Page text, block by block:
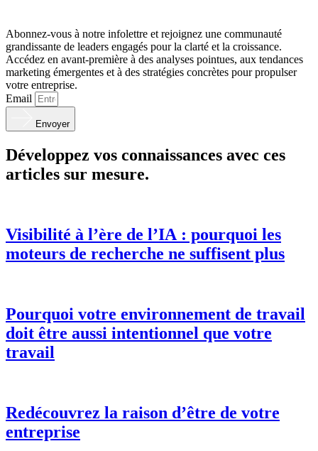
Abonnez-vous à notre infolettre et rejoignez une communauté
grandissante de leaders engagés pour la clarté et la croissance.
Accédez en avant-première à des analyses pointues, aux tendances
marketing émergentes et à des stratégies concrètes pour propulser
votre entreprise.
Email
Envoyer
Développez vos connaissances avec ces
articles sur mesure.
Visibilité à l’ère de l’IA : pourquoi les
moteurs de recherche ne suffisent plus
Pourquoi votre environnement de travail
doit être aussi intentionnel que votre
travail
Redécouvrez la raison d’être de votre
entreprise